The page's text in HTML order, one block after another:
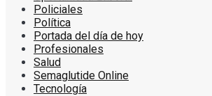
Policiales
Política
Portada del día de hoy
Profesionales
Salud
Semaglutide Online
Tecnología